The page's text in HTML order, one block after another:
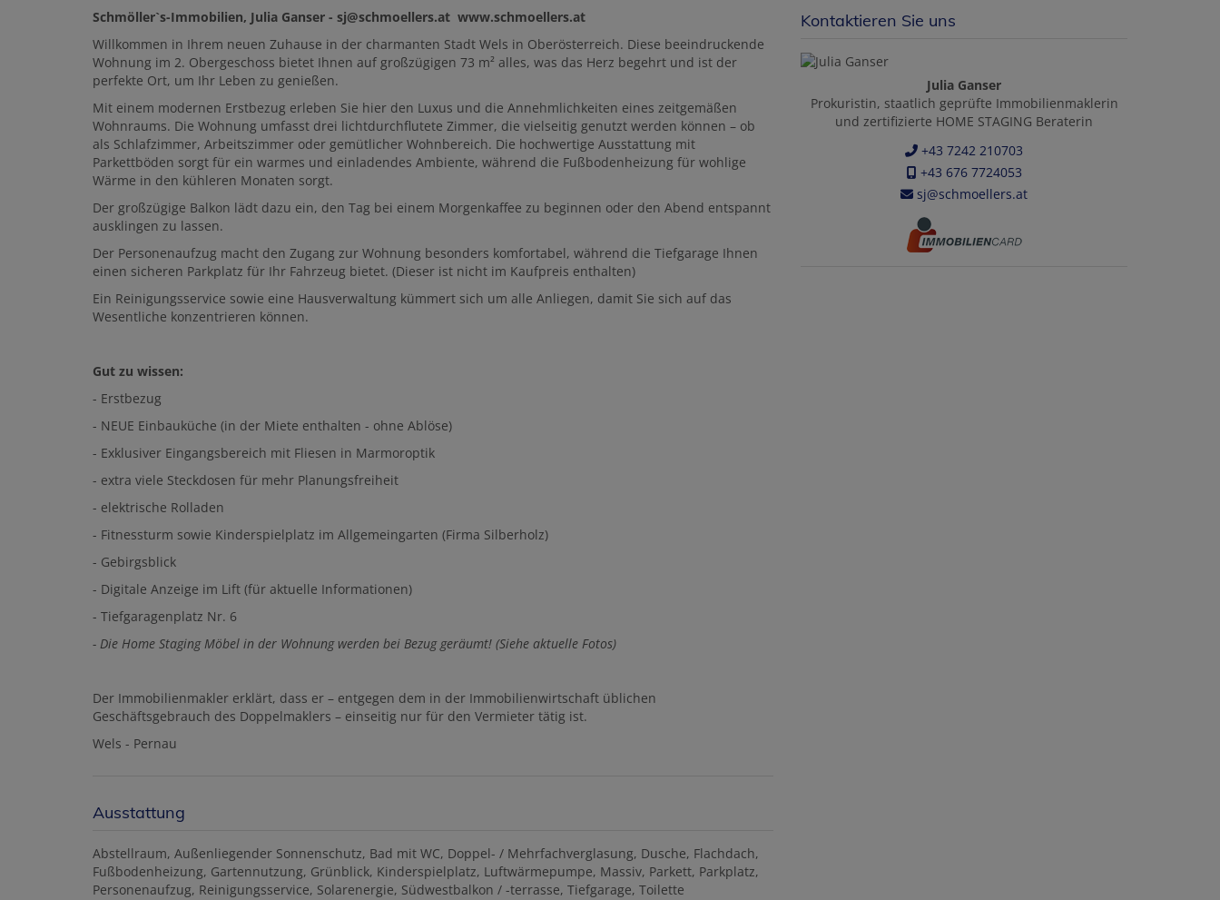
Schmöller`s-Immobilien, Julia Ganser - sj@schmoellers.at www.schmoellers.at
Willkommen in Ihrem neuen Zuhause in der charmanten Stadt Wels in Oberösterreich. Diese beeindruckende
Wohnung im 2. Obergeschoss bietet Ihnen auf großzügigen 73 m² alles, was das Herz begehrt und ist der
perfekte Ort, um Ihr Leben zu genießen.
Mit einem modernen Erstbezug erleben Sie hier den Luxus und die Annehmlichkeiten eines zeitgemäßen
Wohnraums. Die Wohnung umfasst drei lichtdurchflutete Zimmer, die vielseitig genutzt werden können – ob
als Schlafzimmer, Arbeitszimmer oder gemütlicher Wohnbereich. Die hochwertige Ausstattung mit
Parkettböden sorgt für ein warmes und einladendes Ambiente, während die Fußbodenheizung für wohlige
Wärme in den kühleren Monaten sorgt.
Der großzügige Balkon lädt dazu ein, den Tag bei einem Morgenkaffee zu beginnen oder den Abend entspannt
ausklingen zu lassen.
Der Personenaufzug macht den Zugang zur Wohnung besonders komfortabel, während die Tiefgarage Ihnen
einen sicheren Parkplatz für Ihr Fahrzeug bietet. (Dieser ist nicht im Kaufpreis enthalten)
Ein Reinigungsservice sowie eine Hausverwaltung kümmert sich um alle Anliegen, damit Sie sich auf das
Wesentliche konzentrieren können.
Gut zu wissen:
- Erstbezug
- NEUE Einbauküche (in der Miete enthalten - ohne Ablöse)
- Exklusiver Eingangsbereich mit Fliesen in Marmoroptik
- extra viele Steckdosen für mehr Planungsfreiheit
- elektrische Rolladen
- Fitnessturm sowie Kinderspielplatz im Allgemeingarten (Firma Silberholz)
- Gebirgsblick
- Digitale Anzeige im Lift (für aktuelle Informationen)
- Tiefgaragenplatz Nr. 6
- Die Home Staging Möbel in der Wohnung werden bei Bezug geräumt! (Siehe aktuelle Fotos)
Der Immobilienmakler erklärt, dass er – entgegen dem in der Immobilienwirtschaft üblichen
Geschäftsgebrauch des Doppelmaklers – einseitig nur für den Vermieter tätig ist.
Wels - Pernau
Ausstattung
Abstellraum Außenliegender Sonnenschutz Bad mit WC Doppel- / Mehrfachverglasung Dusche Flachdach
Fußbodenheizung Gartennutzung Grünblick Kinderspielplatz Luftwärmepumpe Massiv Parkett Parkplatz
Personenaufzug Reinigungsservice Solarenergie Südwestbalkon / -terrasse Tiefgarage Toilette
Kontaktieren Sie uns
Julia Ganser
Prokuristin, staatlich geprüfte Immobilienmaklerin
und zertifizierte HOME STAGING Beraterin
+43 7242 210703
+43 676 7724053
sj@schmoellers.at